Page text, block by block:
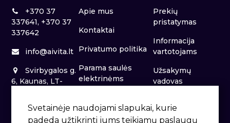
+370 37
337641, +370 37
337642
info@aivita.lt
Svirbygalos g.
6, Kaunas, LT-
Apie mus
Kontaktai
Privatumo politika
Parama saulės
elektrinėms
Prekių
pristatymas
Informacija
vartotojams
Užsakymų
vadovas
Svetainėje naudojami slapukai, kurie
padeda užtikrinti jums teikiamų paslaugų